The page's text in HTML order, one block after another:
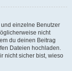
einzelne Benutzer
nicht
du deinen Beitrag
Dateien hochladen.
nicht sicher bist, wieso